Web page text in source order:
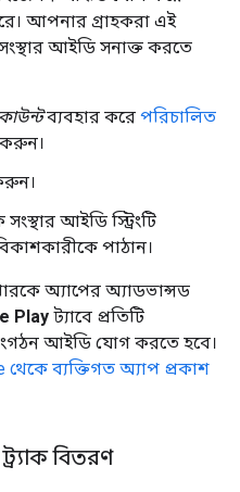
আপনার গ্রাহকরা এই
আইডি সনাক্ত করতে
ব্যবহার করে পরিচালিত
আইডি স্ট্রিংটি
পাঠান।
অ্যাপের অ্যাডভান্সড
Play ট্যাবে প্রতিটি
আইডি যোগ করতে হবে।
থেকে ব্যক্তিগত অ্যাপ প্রকাশ
বিতরণ